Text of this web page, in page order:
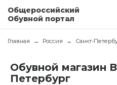
Общероссийский
Обувной портал
Главная Россия Санкт-
Обувной магазин
Петербург